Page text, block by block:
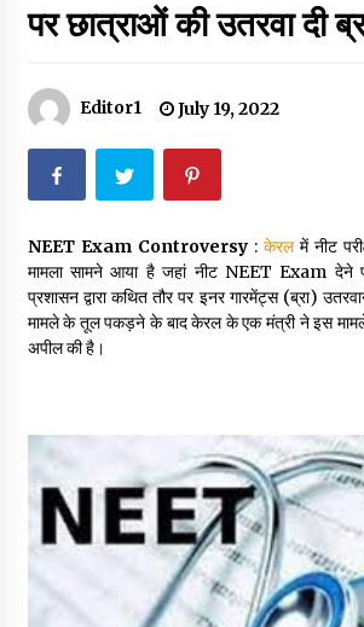
Thought Of The Day 6
Thought Of The Day 18 May
May 18, 2022
Thought Of The Day 17 May
May 17, 2022
Thought Of The Day 14 May
May 14, 2022
Thought Of The Day 13 May
May 13, 2022
पर छात्राओं की उतरवा दी
Editor1 July 19, 2022
NEET Exam Controversy: केरलमें नीट
मामला सामने आया है जहां नीट NEET Exam देने
प्रशासन द्वारा कथित तौर पर इनर गारमेंट्स (ब्रा)
मामले के तूल पकड़ने के बाद केरल के एक मंत्री ने इस
अपील की है।